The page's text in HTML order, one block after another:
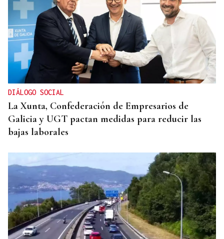
DIÁLOGO SOCIAL
La Xunta, Confederación de Empresarios de
Galicia y UGT pactan medidas para reducir las
bajas laborales